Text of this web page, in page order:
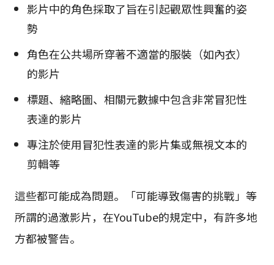
影片中的角色採取了旨在引起觀眾性興奮的姿
勢
角色在公共場所穿著不適當的服裝（如內衣）
的影片
標題、縮略圖、相關元數據中包含非常冒犯性
表達的影片
專注於使用冒犯性表達的影片集或無視文本的
剪輯等
這些都可能成為問題。「可能導致傷害的挑戰」等
所謂的過激影片，在YouTube的規定中，有許多地
方都被警告。